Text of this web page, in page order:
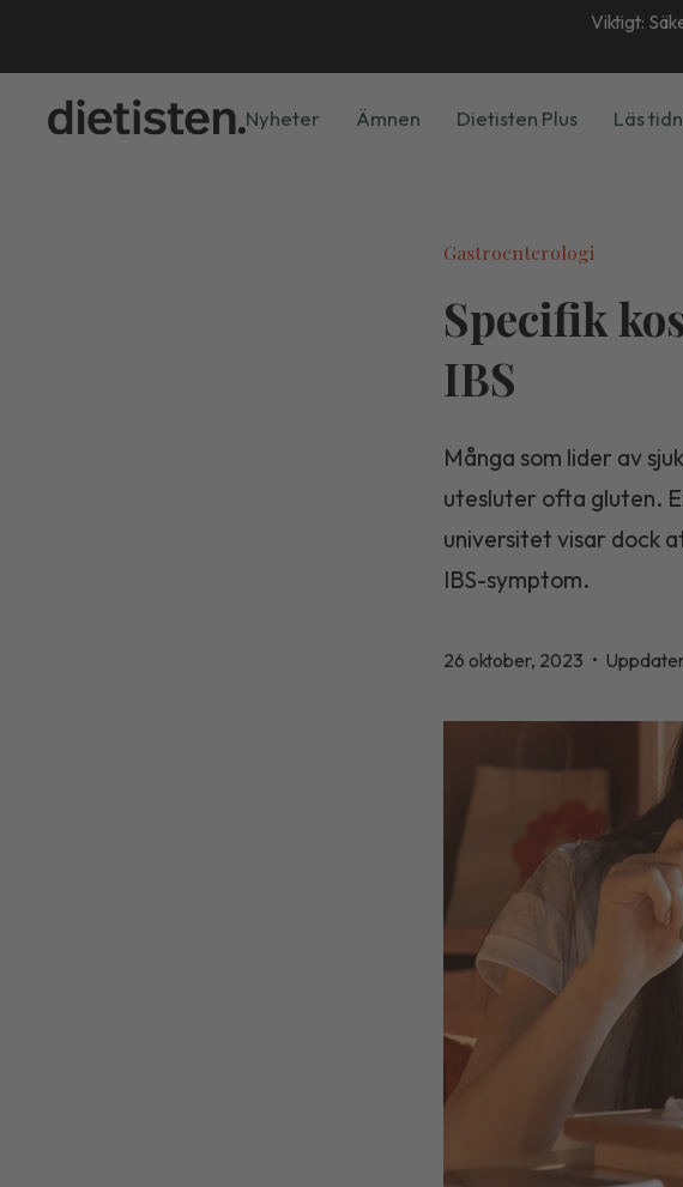
Viktigt:
Nyheter Ämnen Dietisten Plus Läs
Gastroenterologi
Specifik
IBS
Många som lider av
utesluter ofta gluten.
universitet visar dock
IBS-symptom.
26 oktober, 2023 •